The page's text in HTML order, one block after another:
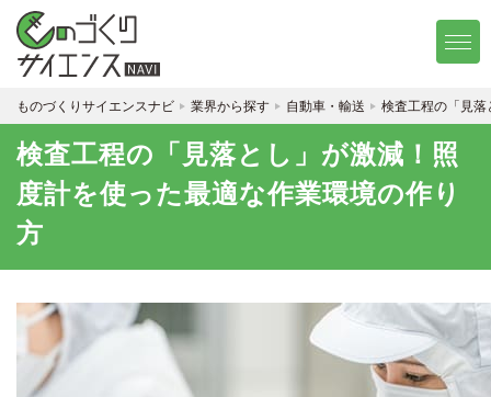
ものづくりサイエンスナビ 業界から探す 自動車・輸送 検査工程の「見
検査工程の「見落とし」が激減！照
度計を使った最適な作業環境の作り
方